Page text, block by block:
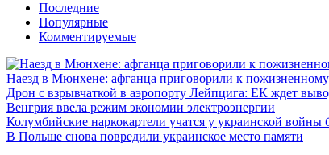
Последние
Популярные
Комментируемые
Наезд в Мюнхене: афганца приговорили к пожизненному
Дрон с взрывчаткой в аэропорту Лейпцига: ЕК ждет
Венгрия ввела режим экономии электроэнергии
Колумбийские наркокартели учатся у украинской
В Польше снова повредили украинское место памяти